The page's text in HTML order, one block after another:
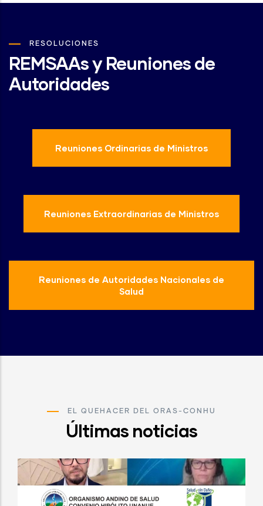
RESOLUCIONES
REMSAAs y Reuniones de
Autoridades
Reuniones Ordinarias de Ministros
Reuniones Extraordinarias de Ministros
Reuniones de Autoridades Nacionales de
Salud
EL QUEHACER DEL ORAS-CONHU
Últimas noticias